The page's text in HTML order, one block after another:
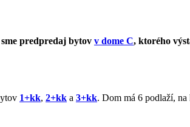
predpredaj bytov v dome C, ktorého
1+kk, 2+kk a 3+kk. Dom má 6 podlaží,